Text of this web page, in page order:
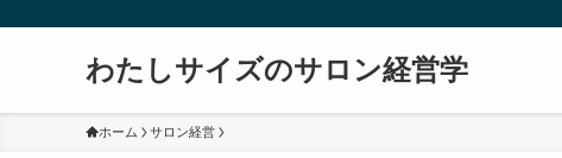
わたしサイズのサロン経営学
ホーム サロン経営